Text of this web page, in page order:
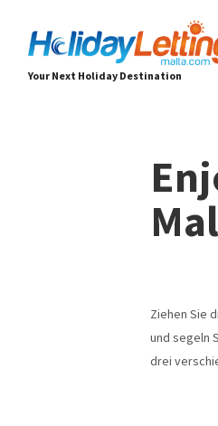
Your Next Holiday Destination
Ziehen Sie
und segeln
drei